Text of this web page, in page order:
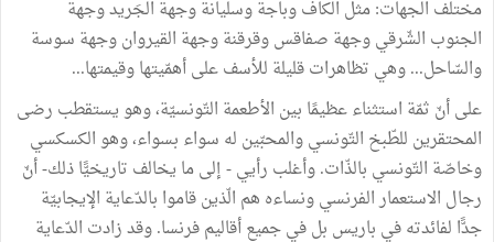
مختلف الجهات:مثل الكافوباجةوسليانةوجهة الجَريدوجهة
الجنوب الشّرقيوجهة صفاقسوقرقنةوجهة القيروانوجهة سوسة
والسّاحل...وهي تظاهراتقليلة للأسفعلىأهمّيتهاوقيمتها...
علىأنّ ثمّة استثناءعظيمًا بين الأطعمة التّونسيّة،وهويستقطب رضى
المحتقرين للطّبخ التّونسيوالمحبّين له سواء بسواء،وهوالكسكسي
وخاصّة التّونسي بالذّات.وأغلب رأيي-إلىما يخالف تاريخيًّاذلك-أنّ
رجال الاستعمارالفرنسيونساءه هم الّذينقاموا بالدّعاية الإيجابيّة
جدًّا لفائدتهفي باريس بلفيجميعأقاليمفرنسا.وقدزادت الدّعاية